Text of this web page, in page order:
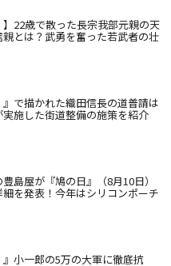
】22歳で散った長宗我部元親の天
とは？武勇を奮った若武者の壮
』で描かれた織田信長の道普請は
実施した街道整備の施策を紹介
島屋が『鳩の日』（8月10日）
を発表！今年はシリコンポーチ
』小一郎の5万の大軍に徹底抗